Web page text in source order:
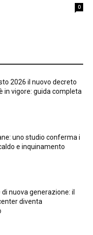
0
2026 il nuovo decreto
in vigore: guida completa
uno studio conferma i
e inquinamento
nuova generazione: il
diventa